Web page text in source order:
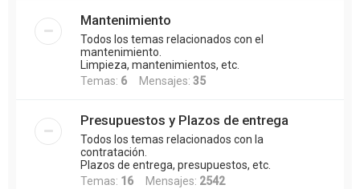
Mantenimiento
Todos los temas relacionados con el
mantenimiento.
Limpieza, mantenimientos, etc.
Temas: 6 Mensajes: 35
Presupuestos y Plazos de entrega
Todos los temas relacionados con la
contratación.
Plazos de entrega, presupuestos, etc.
Temas: 16 Mensajes: 2542